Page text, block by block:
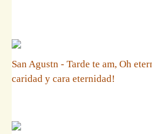
San Agustn - Tarde te am, Oh
caridad y cara eternidad!